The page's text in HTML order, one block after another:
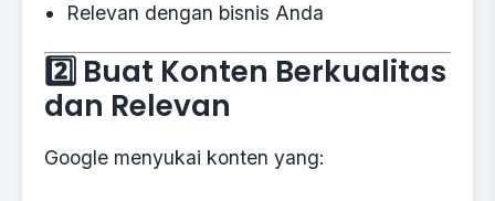
Relevan dengan bisnis Anda
2️⃣ Buat Konten Berkualitas
dan Relevan
Google menyukai konten yang: